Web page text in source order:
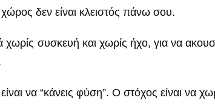
δεν είναι κλειστός πάνω σου.
χωρίς συσκευή και χωρίς ήχο, για να
να “κάνεις φύση”. Ο στόχος είναι να